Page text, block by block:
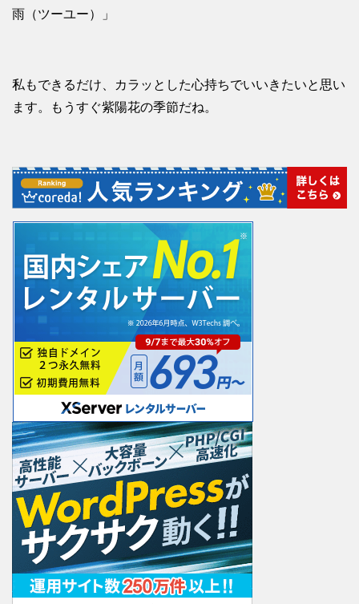
雨（ツーユー）」
私もできるだけ、カラッとした心持ちでいいきたいと思い
ます。もうすぐ紫陽花の季節だね。